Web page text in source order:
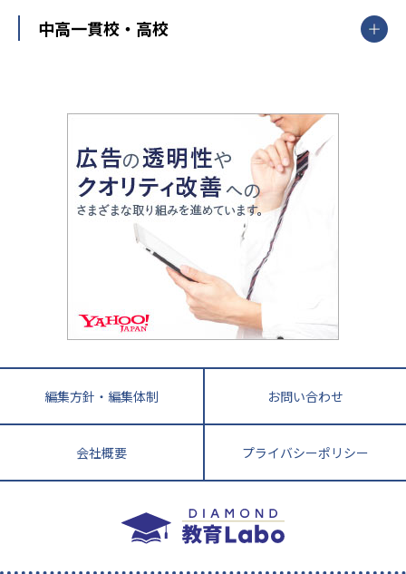
中部
愛知県
静岡県
長野県
大阪府
兵庫県 京都府 奈良県
和歌山県
鳥取県
島根県 岡山県 広島県
香川県
高知県
長崎県 熊本県
鹿児島県 沖縄県
武田塾
大学受験
教育全般
大学受験塾の選び方
中学受験に熱心な市区町村ランキング
小学校受験
家庭教師
開成番長直伝！子どもの受験を成功させる方法
運動と遊びを考える
情報Ⅰ、数学が苦手な人注目！最短距離の学力
アップ法
悩み多き「大学受験」相談室
英語・英会話・英検対策
小学校教師が解説！中学受験のリアル
教育ジャーナリストが徹底解説！ 大学受験の羅
中高一貫校・高校
大学入試改革
ママテクエグザム
進化する中高一貫校・高校
編集方針・編集体制 お問い合わせ
会社概要 プライバシーポリシー